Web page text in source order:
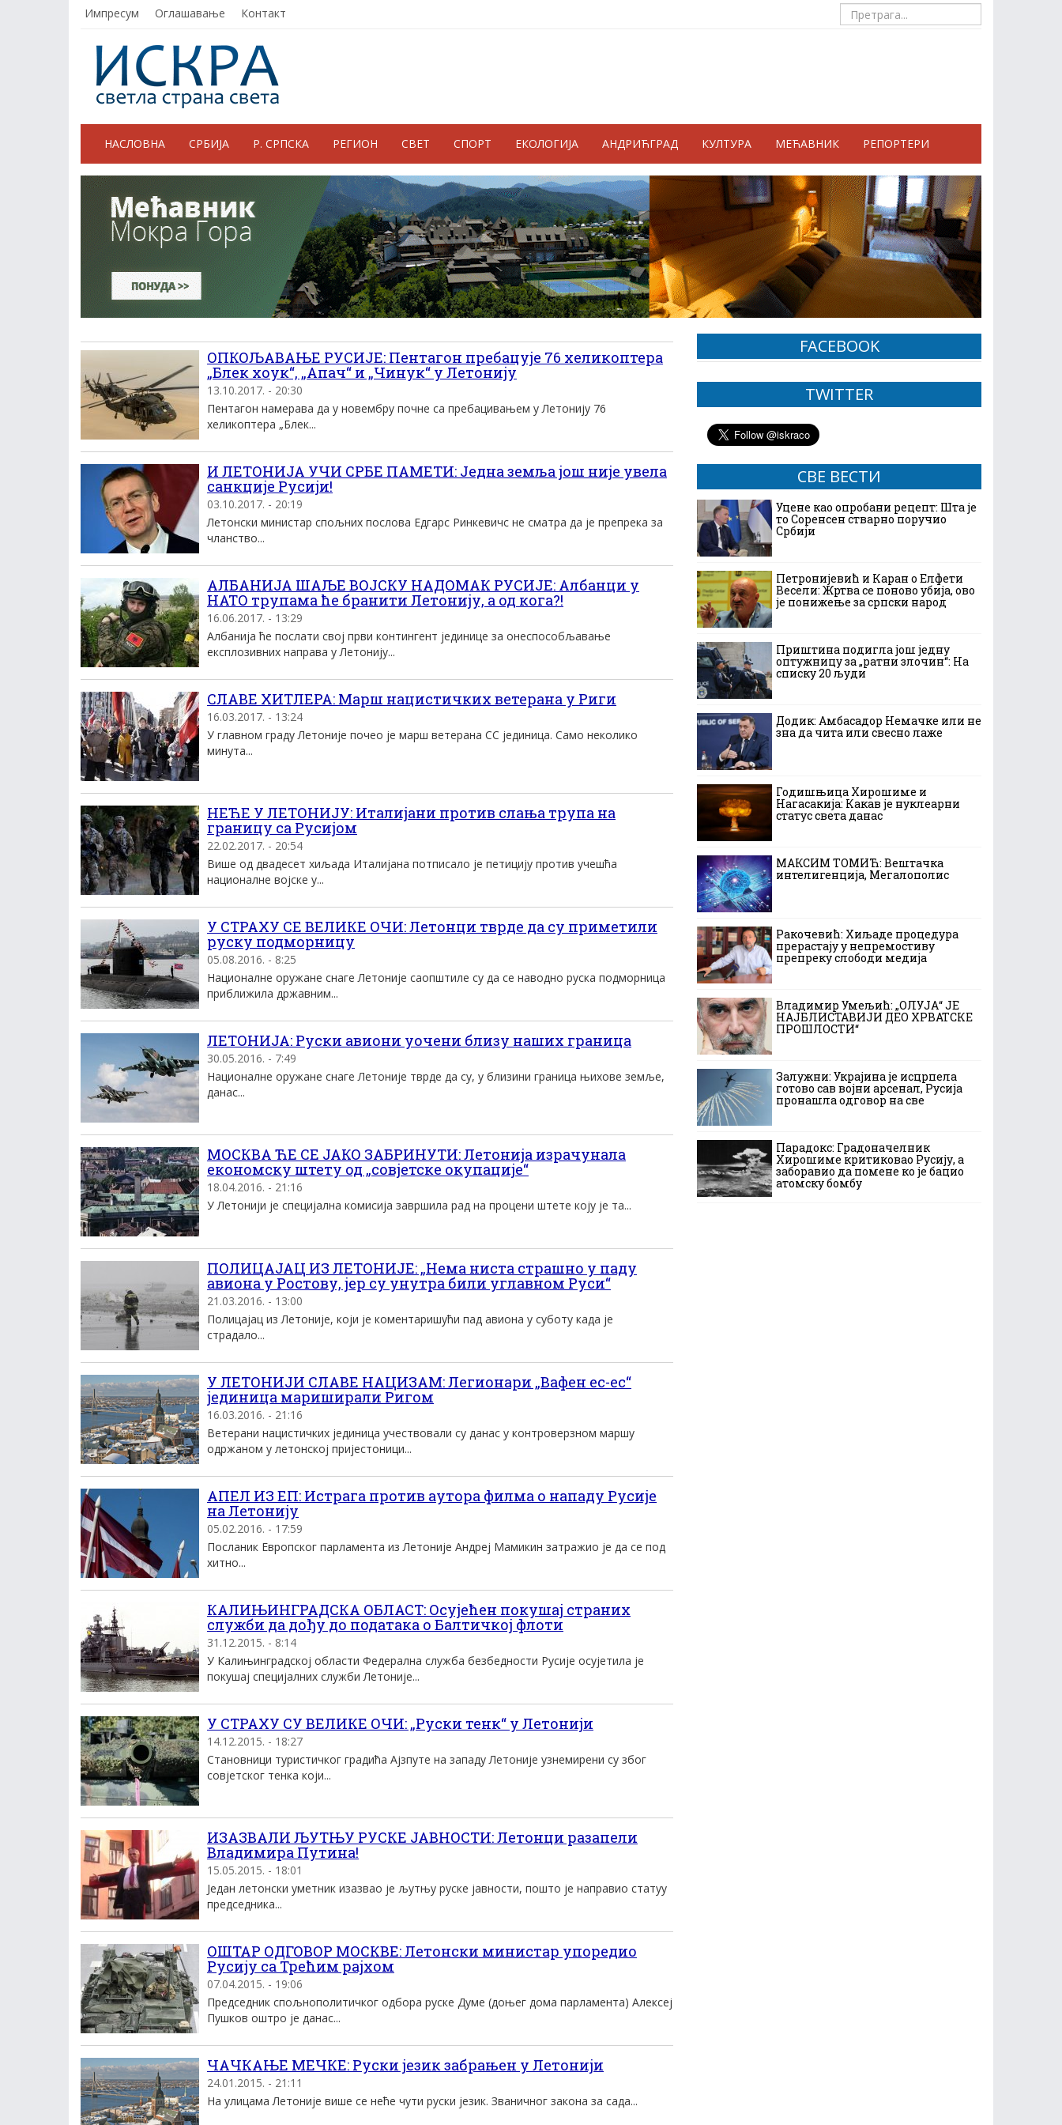
Импресум Оглашавање Контакт
НАСЛОВНА СРБИЈА Р. СРПСКА РЕГИОН СВЕТ СПОРТ ЕКОЛОГИЈА АНДРИЋГРАД КУЛТУРА МЕЋАВНИК РЕПОРТЕРИ
ОПКОЉАВАЊЕ РУСИЈЕ: Пентагон пребацује 76 хеликоптера
„Блек хоук“, „Апач“ и „Чинук“ у Летонију
13.10.2017. - 20:30
Пентагон намерава да у новембру почне са пребацивањем у Летонију 76
хеликоптера „Блек...
И ЛЕТОНИЈА УЧИ СРБЕ ПАМЕТИ: Једна земља још није увела
санкције Русији!
03.10.2017. - 20:19
Летонски министар спољних послова Едгарс Ринкевичс не сматра да је препрека за
чланство...
АЛБАНИЈА ШАЉЕ ВОЈСКУ НАДОМАК РУСИЈЕ: Албанци у
НАТО трупама ће бранити Летонију, а од кога?!
16.06.2017. - 13:29
Албанија ће послати свој први контингент јединице за онеспособљавање
експлозивних направа у Летонију...
СЛАВЕ ХИТЛЕРА: Марш нацистичких ветерана у Риги
16.03.2017. - 13:24
У главном граду Летоније почео је марш ветерана СС јединица. Само неколико
минута...
НЕЋЕ У ЛЕТОНИЈУ: Италијани против слања трупа на
границу са Русијом
22.02.2017. - 20:54
Више од двадесет хиљада Италијана потписало је петицију против учешћа
националне војске у...
У СТРАХУ СЕ ВЕЛИКЕ ОЧИ: Летонци тврде да су приметили
руску подморницу
05.08.2016. - 8:25
Националне оружане снаге Летоније саопштиле су да се наводно руска подморница
приближила државним...
ЛЕТОНИЈА: Руски авиони уочени близу наших граница
30.05.2016. - 7:49
Националне оружане снаге Летониjе тврде да су, у близини граница њихове земље,
данас...
МОСКВА ЋЕ СЕ ЈАКО ЗАБРИНУТИ: Летонија израчунала
економску штету од „совјетске окупације“
18.04.2016. - 21:16
У Летонији је специјална комисија завршила рад на процени штете коју је та...
ПОЛИЦАЈАЦ ИЗ ЛЕТОНИЈЕ: „Нема ниста страшно у паду
авиона у Ростову, јер су унутра били углавном Руси“
21.03.2016. - 13:00
Полицајац из Летоније, који је коментаришући пад авиона у суботу када је
страдало...
У ЛЕТОНИЈИ СЛАВЕ НАЦИЗАМ: Легионари „Вафен ес-ес“
јединица мариширали Ригом
16.03.2016. - 21:16
Ветерани нацистичких јединица учествовали су данас у контроверзном маршу
одржаном у летонској пријестоници...
АПЕЛ ИЗ ЕП: Истрага против аутора филма о нападу Русије
на Летонију
05.02.2016. - 17:59
Посланик Европског парламента из Летоније Андреј Мамикин затражио је да се под
хитно...
КАЛИЊИНГРАДСКА ОБЛАСТ: Осујећен покушај страних
служби да дођу до података о Балтичкој флоти
31.12.2015. - 8:14
У Калињинградској области Федерална служба безбедности Русије осујетила је
покушај специјалних служби Летоније...
У СТРАХУ СУ ВЕЛИКЕ ОЧИ: „Руски тенк“ у Летонији
14.12.2015. - 18:27
Становници туристичког градића Ајзпуте на западу Летоније узнемирени су због
совјетског тенка који...
ИЗАЗВАЛИ ЉУТЊУ РУСКЕ ЈАВНОСТИ: Летонци разапели
Владимира Путина!
15.05.2015. - 18:01
Један летонски уметник изазвао је љутњу руске јавности, пошто је направио статуу
председника...
ОШТАР ОДГОВОР МОСКВЕ: Летонски министар упоредио
Русију са Трећим рајхом
07.04.2015. - 19:06
Председник спољнополитичког одбора руске Думе (доњег дома парламента) Алексеј
Пушков оштро је данас...
ЧАЧКАЊЕ МЕЧКЕ: Руски језик забрањен у Летонији
24.01.2015. - 21:11
На улицама Летоније више се неће чути руски језик. Званичног закона за сада...
FACEBOOK
TWITTER
СВЕ ВЕСТИ
Уцене као опробани рецепт: Шта је
то Соренсен стварно поручио
Србији
Петронијевић и Каран о Елфети
Весели: Жртва се поново убија, ово
је понижење за српски народ
Приштина подигла још једну
оптужницу за „ратни злочин“: На
списку 20 људи
Додик: Амбасадор Немачке или не
зна да чита или свесно лаже
Годишњица Хирошиме и
Нагасакија: Какав је нуклеарни
статус света данас
МАКСИМ ТОМИЋ: Вештачка
интелигенција, Мегалополис
Ракочевић: Хиљаде процедура
прерастају у непремостиву
препреку слободи медија
Владимир Умељић: „ОЛУЈА“ ЈЕ
НАЈБЛИСТАВИЈИ ДЕО ХРВАТСКЕ
ПРОШЛОСТИ“
Залужни: Украјина је исцрпела
готово сав војни арсенал, Русија
пронашла одговор на све
Парадокс: Градоначелник
Хирошиме критиковао Русију, а
заборавио да помене ко је бацио
атомску бомбу